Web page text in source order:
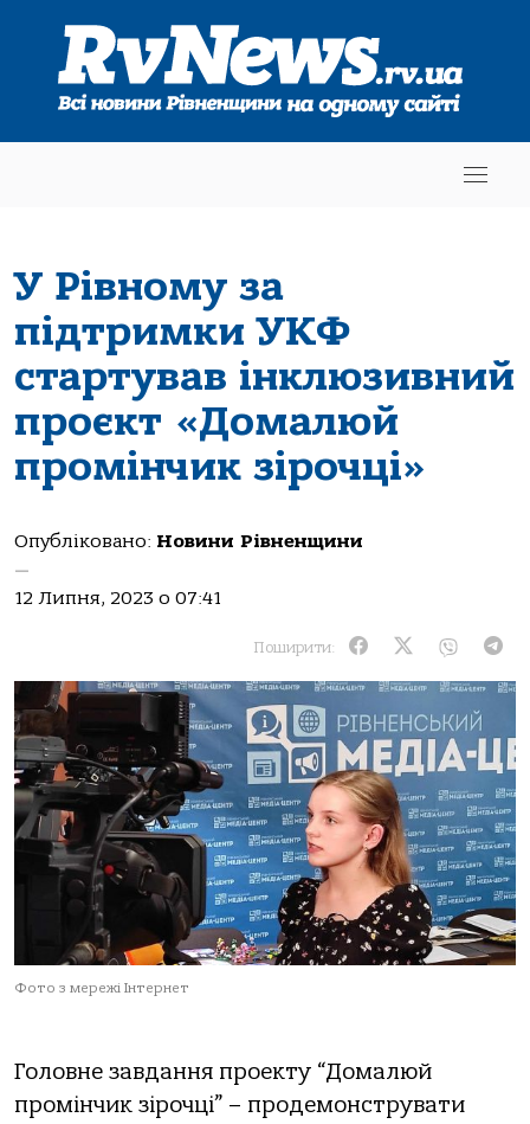
У Рівному за
підтримки УКФ
стартував інклюзивний
проєкт «Домалюй
промінчик зірочці»
Опубліковано: Новини Рівненщини
—
12 Липня, 2023 о 07:41
Поширити:
Фото з мережі Інтернет
Головне завдання проекту “Домалюй
промінчик зірочці” – продемонструвати